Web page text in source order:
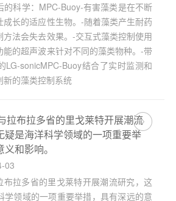
的科学：MPC-Buoy-有害藻类是在不断
成长的适应性生物。-随着藻类产生耐药
法会失去效果。-交互式藻类控制使用
能的超声波来针对不同的藻类物种。-带
LG-sonicMPC-Buoy结合了实时监测和
新的藻类控制系统
拉布拉多省的里戈莱特开展潮流
疑是海洋科学领域的一项重要举
和影响。
03
布拉多省的里戈莱特开展潮流研究，这
学领域的一项重要举措，具有深远的意